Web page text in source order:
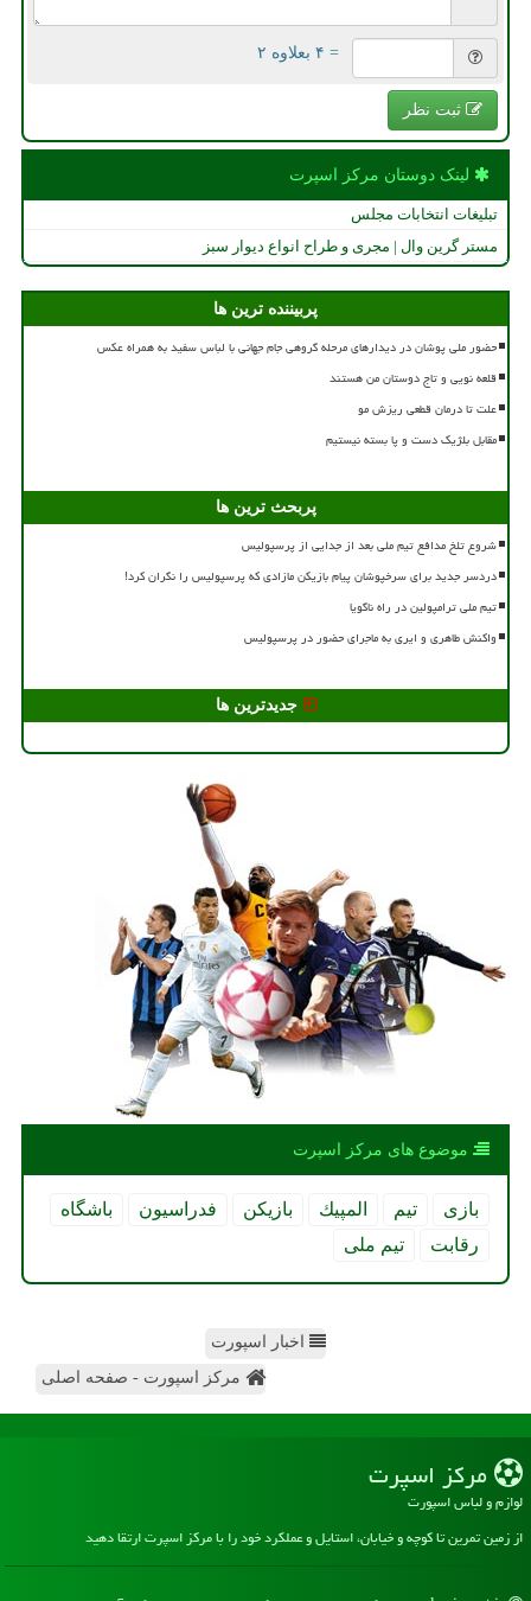
= ۴ بعلاوه ۲
ثبت نظر
لینک دوستان مركز اسپرت
تبلیغات انتخابات مجلس
مستر گرین وال | مجری و طراح انواع دیوار سبز
پربیننده ترین ها
حضور ملی پوشان در دیدارهای مرحله گروهی جام جهانی با لباس سفید به همراه عکس
قلعه نویی و تاج دوستان من هستند
علت تا درمان قطعی ریزش مو
مقابل بلژیک دست و پا بسته نیستیم
پربحث ترین ها
شروع تلخ مدافع تیم ملی بعد از جدایی از پرسپولیس
دردسر جدید برای سرخپوشان پیام بازیکن مازادی که پرسپولیس را نگران کرد!
تیم ملی ترامپولین در راه ناگویا
واکنش طاهری و ایری به ماجرای حضور در پرسپولیس
جدیدترین ها
موضوع های مركز اسپرت
بازی تیم المپیك بازیكن فدراسیون
باشگاه
رقابت
تیم ملی
اخبار اسپورت
مرکز اسپورت - صفحه اصلی
مركز اسپرت
لوازم و لباس اسپورت
از زمین تمرین تا کوچه و خیابان، استایل و عملکرد خود را با مرکز اسپرت ارتقا دهید